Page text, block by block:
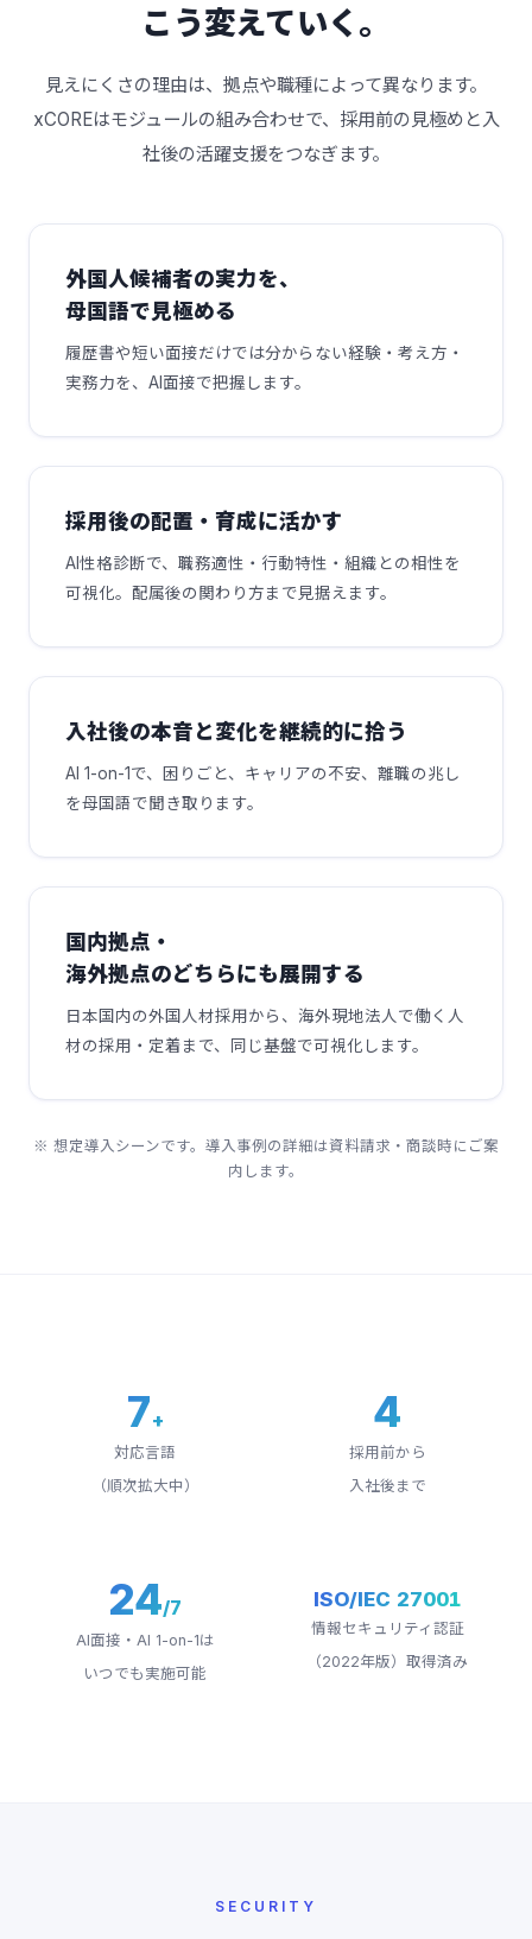
こう変えていく。
見えにくさの理由は、拠点や職種によって異なります。
xCOREはモジュールの組み合わせで、採用前の見極めと入
社後の活躍支援をつなぎます。
外国人候補者の実力を、
母国語で見極める
履歴書や短い面接だけでは分からない経験・考え方・
実務力を、AI面接で把握します。
採用後の配置・育成に活かす
AI性格診断で、職務適性・行動特性・組織との相性を
可視化。配属後の関わり方まで見据えます。
入社後の本音と変化を継続的に拾う
AI 1-on-1で、困りごと、キャリアの不安、離職の兆し
を母国語で聞き取ります。
国内拠点・
海外拠点のどちらにも展開する
日本国内の外国人材採用から、海外現地法人で働く人
材の採用・定着まで、同じ基盤で可視化します。
※ 想定導入シーンです。導入事例の詳細は資料請求・商談時にご案
内します。
7+
対応言語
（順次拡大中）
4
採用前から
入社後まで
24/7
AI面接・AI 1-on-1は
いつでも実施可能
ISO/IEC 27001
情報セキュリティ認証
（2022年版）取得済み
SECURITY